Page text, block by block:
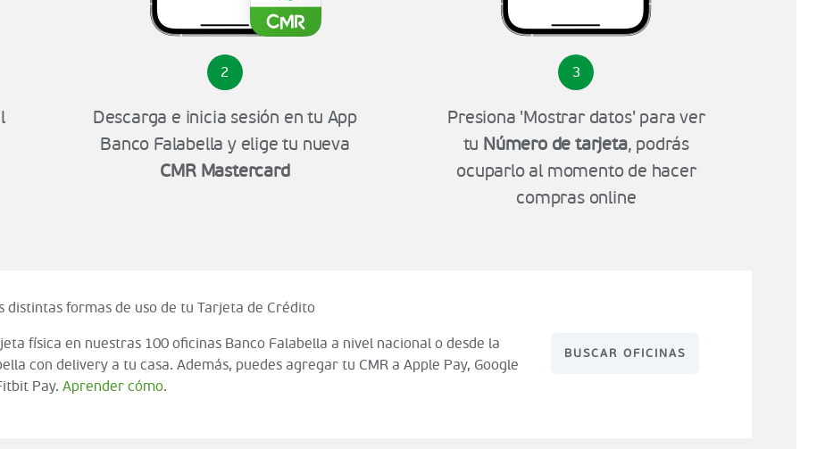
2
Descarga e inicia sesión en tu App
Banco Falabella y elige tu nueva
CMR Mastercard
3
Presiona 'Mostrar datos' para ver
tu Número de tarjeta, podrás
ocuparlo al momento de hacer
compras online
distintas formas de uso de tu Tarjeta de Crédito
física en nuestras 100 oficinas Banco Falabella a nivel nacional o desde la
con delivery a tu casa. Además, puedes agregar tu CMR a Apple Pay, Google
Pay. Aprender cómo.
BUSCAR OFICINAS